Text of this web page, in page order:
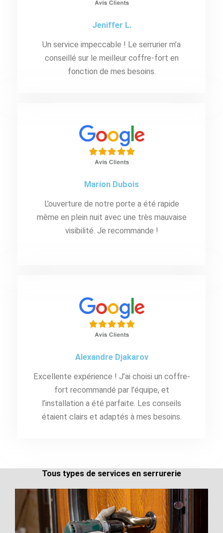
Jeniffer L.
Un service impeccable ! Le serrurier m’a
conseillé sur le meilleur coffre-fort en
fonction de mes besoins.
Marion Dubois
L’ouverture de notre porte a été rapide
même en plein nuit avec une très mauvaise
visibilité. Je recommande !
Alexandre Djakarov
Excellente expérience ! J’ai choisi un coffre-
fort recommandé par l’équipe, et
l’installation a été parfaite. Les conseils
étaient clairs et adaptés à mes besoins.
Tous types de services en serrurerie